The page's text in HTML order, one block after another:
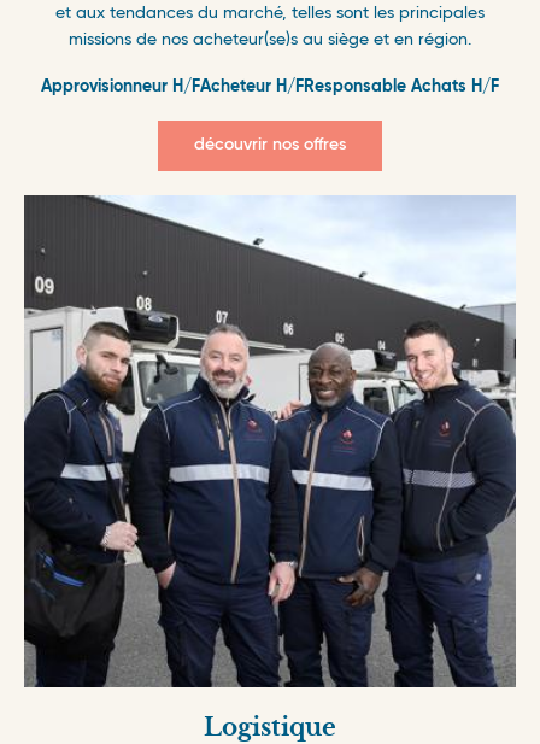
et aux tendances du marché, telles sont les principales
missions de nos acheteur(se)s au siège et en région.
Approvisionneur H/FAcheteur H/FResponsable Achats H/F
découvrir nos offres
Logistique